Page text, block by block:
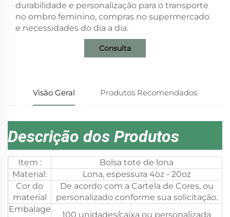
durabilidade e personalização para o transporte
no ombro feminino, compras no supermercado
e necessidades do dia a dia.
Consulta
Visão Geral Produtos Recomendados
Descrição dos Produtos
Item :
Bolsa tote de lona
Material:
Lona, espessura 4oz - 20oz
Cor do
material
De acordo com a Cartela de Cores, ou
personalizado conforme sua solicitação.
Embalage
100 unidades/caixa ou personalizada